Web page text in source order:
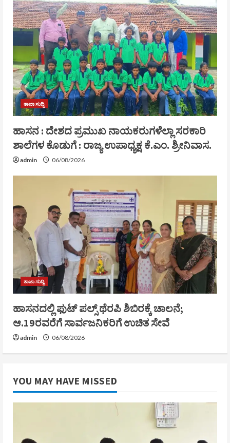
ತಾಜಾ ಸುದ್ದಿ
ಹಾಸನ : ದೇಶದ ಪ್ರಮುಖ ನಾಯಕರುಗಳೆಲ್ಲಾ ಸರಕಾರಿ
ಶಾಲೆಗಳ ಕೊಡುಗೆ : ರಾಜ್ಯ ಉಪಾಧ್ಯಕ್ಷ ಕೆ.ಎಂ. ಶ್ರೀನಿವಾಸ.
admin 06/08/2026
ತಾಜಾ ಸುದ್ದಿ
ಹಾಸನದಲ್ಲಿ ಫುಟ್ ಪಲ್ಸ್ ಥೆರಪಿ ಶಿಬಿರಕ್ಕೆ ಚಾಲನೆ;
ಆ.19ರವರೆಗೆ ಸಾರ್ವಜನಿಕರಿಗೆ ಉಚಿತ ಸೇವೆ
admin 06/08/2026
YOU MAY HAVE MISSED